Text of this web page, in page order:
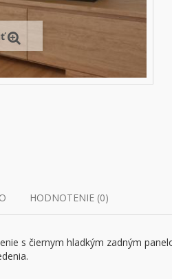
HODNOTENIE (0)
s čiernym hladkým zadným